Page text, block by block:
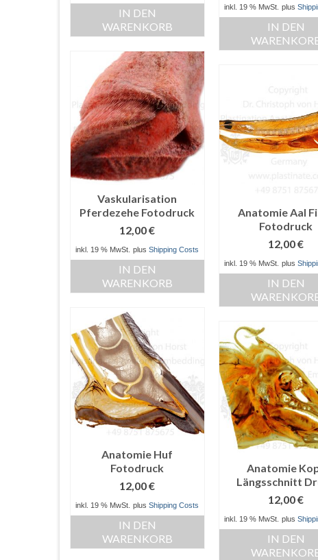
IN DEN
WARENKORB
inkl. 19 % MwSt. plus
IN DEN
Vaskularisation
Pferdezehe Fotodruck
12,00€
inkl. 19 % MwSt. plusShipping Costs
IN DEN
WARENKORB
Anatomie Aal
Fotodruck
12,00€
inkl. 19 % MwSt. plus
IN DEN
Anatomie Huf
Fotodruck
12,00€
inkl. 19 % MwSt. plusShipping Costs
IN DEN
WARENKORB
Anatomie
Längsschnitt
12,00€
inkl. 19 % MwSt. plus
IN DEN